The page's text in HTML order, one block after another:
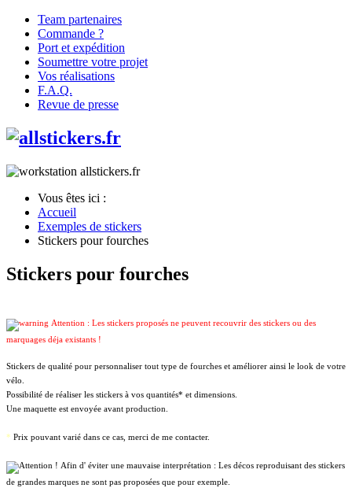
Team partenaires
Commande ?
Port et expédition
Soumettre votre projet
Vos réalisations
F.A.Q.
Revue de presse
Vous êtes ici :
Accueil
Exemples de stickers
Stickers pour fourches
Stickers pour fourches
Attention : Les stickers proposés ne peuvent recouvrir des stickers ou des
marquages déja existants !
Stickers de qualité pour personnaliser tout type de fourches et améliorer ainsi le look de votre
vélo.
Possibilité de réaliser les stickers à vos quantités* et dimensions.
Une maquette est envoyée avant production.
* Prix pouvant varié dans ce cas, merci de me contacter.
Afin d' éviter une mauvaise interprétation : Les décos reproduisant des stickers
de grandes marques ne sont pas proposées que pour exemple.